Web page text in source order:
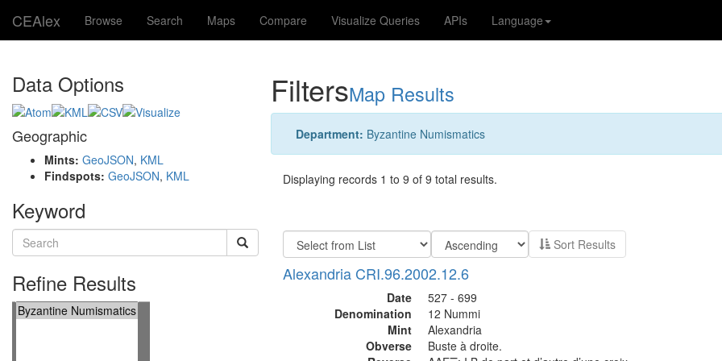
CEAlex Browse Search Maps Compare Visualize Queries APIs Language
FiltersMap Results
Department: Byzantine Numismatics
Displaying records 1 to 9 of 9 total results.
Sort Results
Alexandria CRI.96.2002.12.6
Date
527 - 699
Denomination
12 Nummi
Mint
Alexandria
Obverse
Buste à droite.
Data Options
Geographic
Mints: GeoJSON, KML
Findspots: GeoJSON, KML
Keyword
Refine Results